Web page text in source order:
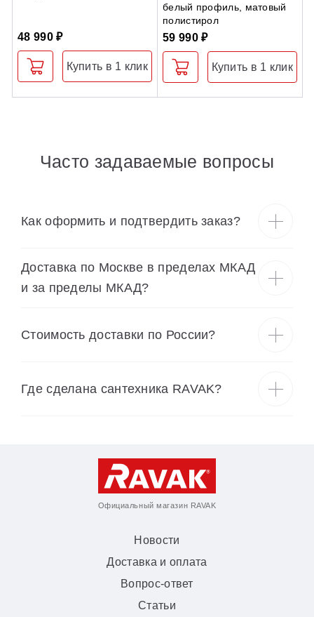
48 990 ₽
Купить в 1 клик
белый профиль, матовый
полистирол
59 990 ₽
Купить в 1 клик
Часто задаваемые вопросы
Как оформить и подтвердить заказ?
Доставка по Москве в пределах МКАД
и за пределы МКАД?
Cтоимость доставки по России?
Где сделана сантехника RAVAK?
Официальный магазин RAVAK
Новости
Доставка и оплата
Вопрос-ответ
Статьи